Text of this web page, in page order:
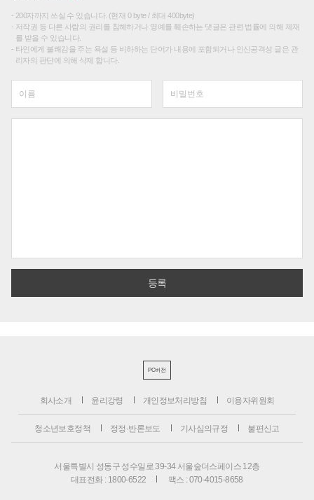
200자까지 쓰실 수 있습니다. (현재 0 byte / 최대 400byte)
저작권 등 다른 사람의 권리를 침해하거나 명예를 훼손하는 댓글은 관련 법률에 의해 제재
를 받을 수 있습니다.
타인에게 불쾌감을 주는 욕설 등 비하하는 단어가 내용에 포함되거나 인신공격성 글은 관
리자의 판단에 의해 삭제 합니다.
PC버전
회사소개 윤리강령 개인정보처리방침 이용자위원회
청소년보호정책 정정·반론보도 기사심의규정 불편신고
서울특별시 성동구 성수일로 39-34 서울숲더스페이스 12층
대표전화 : 1800-6522
팩스 : 070-4015-8658